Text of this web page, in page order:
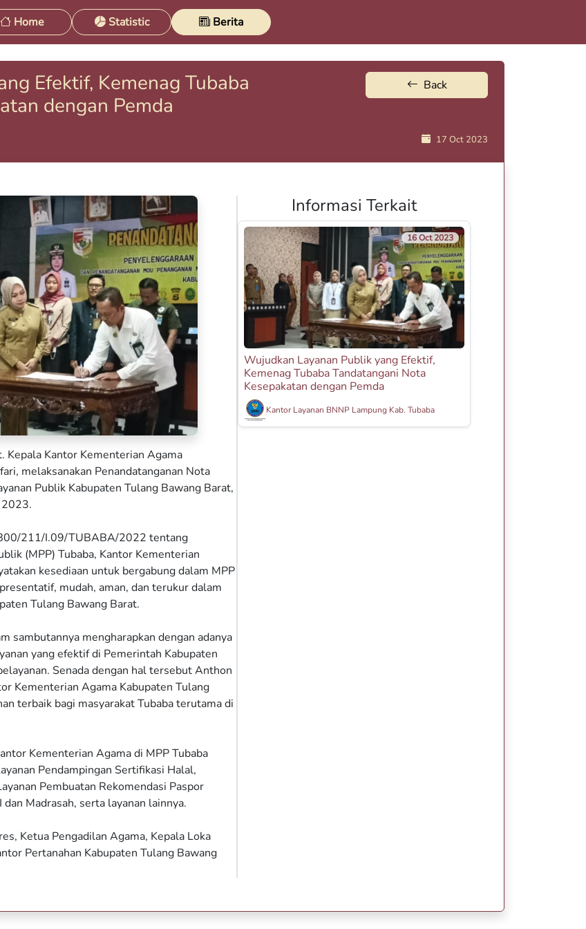
Home Statistic Berita
Efektif, Kemenag Tubaba
dengan Pemda
Back
17 Oct 2023
Kepala Kantor Kementerian Agama
melaksanakan Penandatanganan Nota
Publik Kabupaten Tulang Bawang Barat,
2023.
211/I.09/TUBABA/2022 tentang
(MPP) Tubaba, Kantor Kementerian
kesediaan untuk bergabung dalam MPP
mudah, aman, dan terukur dalam
Tulang Bawang Barat.
sambutannya mengharapkan dengan adanya
yang efektif di Pemerintah Kabupaten
Senada dengan hal tersebut Anthon
Kementerian Agama Kabupaten Tulang
terbaik bagi masyarakat Tubaba terutama di
Kementerian Agama di MPP Tubaba
Pendampingan Sertifikasi Halal,
Pembuatan Rekomendasi Paspor
Madrasah, serta layanan lainnya.
Ketua Pengadilan Agama, Kepala Loka
Pertanahan Kabupaten Tulang Bawang
Informasi Terkait
Wujudkan Layanan Publik yang Efektif,
Kemenag Tubaba Tandatangani Nota
Kesepakatan dengan Pemda
Kantor Layanan BNNP Lampung Kab. Tubaba
16 Oct 2023